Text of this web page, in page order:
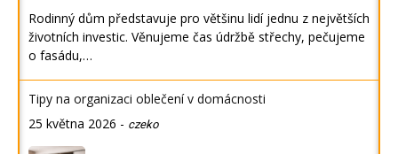
Rodinný dům představuje pro většinu lidí jednu z největších
životních investic. Věnujeme čas údržbě střechy, pečujeme
o fasádu,…
Tipy na organizaci oblečení v domácnosti
25 května 2026 - czeko